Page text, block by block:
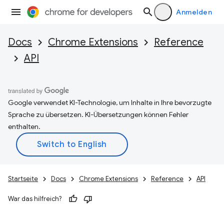
Anmelden
Docs Chrome Extensions
Reference
API
Google verwendet KI-Technologie, um Inhalte in Ihre bevorzugte
Sprache zu übersetzen. KI-Übersetzungen können Fehler
enthalten.
Startseite Docs Chrome Extensions Reference API
War das hilfreich?